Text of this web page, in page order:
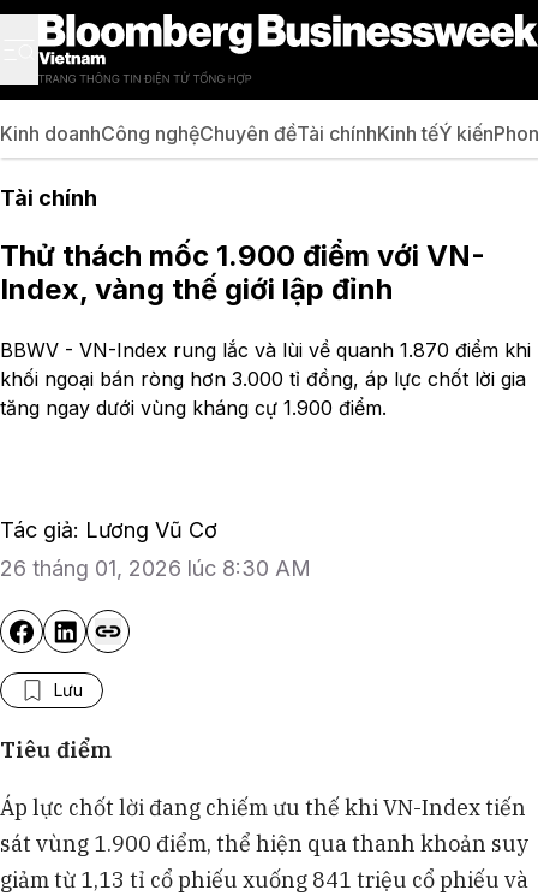
Kinh doanhCông nghệChuyên đềTài chínhKinh tếÝ kiến
Tài chính
Thử thách mốc 1.900 điểm với VN-
Index, vàng thế giới lập đỉnh
BBWV - VN-Index rung lắc và lùi về quanh 1.870 điểm khi
khối ngoại bán ròng hơn 3.000 tỉ đồng, áp lực chốt lời gia
tăng ngay dưới vùng kháng cự 1.900 điểm.
Tác giả: Lương Vũ Cơ
26 tháng 01, 2026 lúc 8:30 AM
Lưu
Tiêu điểm
Áp lực chốt lời đang chiếm ưu thế khi VN-Index tiến
sát vùng 1.900 điểm, thể hiện qua thanh khoản suy
giảm từ 1,13 tỉ cổ phiếu xuống 841 triệu cổ phiếu và